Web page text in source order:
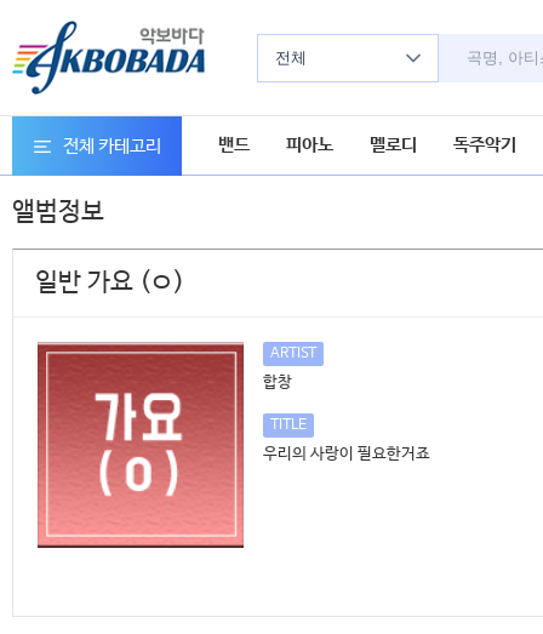
전체
전체 카테고리 밴드 피아노 멜로디 독주악기
앨범정보
일반 가요 (ㅇ)
ARTIST
합창
TITLE
우리의 사랑이 필요한거죠